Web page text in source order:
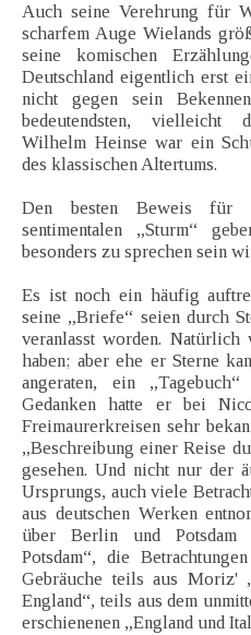
Auch seine Verehrung für
scharfem Auge Wielands
seine komischen
Deutschland eigentlich erst
nicht gegen sein
bedeutendsten, vielleicht
Wilhelm Heinse war ein
des klassischen Altertums.
Den besten Beweis für
sentimentalen „Sturm“
besonders zu sprechen sein
Es ist noch ein häufig
seine „Briefe“ seien durch
veranlasst worden.
haben; aber ehe er Sterne
angeraten, ein
Gedanken hatte er bei
Freimaurerkreisen sehr
„Beschreibung einer Reise
gesehen. Und nicht nur der
Ursprungs, auch viele
aus deutschen Werken
über Berlin und
Potsdam“, die
Gebräuche teils aus Moriz'
England“, teils aus dem
erschienenen „England und